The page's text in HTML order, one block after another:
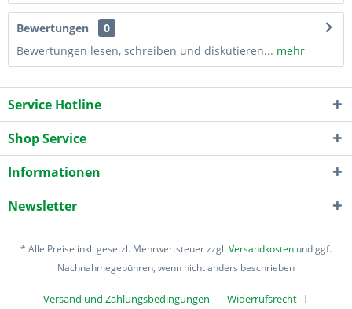
Bewertungen
0
Bewertungen lesen, schreiben und diskutieren... mehr
Service Hotline
Shop Service
Informationen
Newsletter
* Alle Preise inkl. gesetzl. Mehrwertsteuer zzgl.Versandkosten und ggf.
Nachnahmegebühren, wenn nicht anders beschrieben
Versand und Zahlungsbedingungen Widerrufsrecht